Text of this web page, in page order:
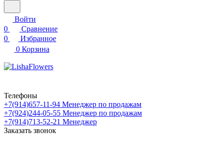
Войти
0
Сравнение
0
Избранное
0 Корзина
Телефоны
+7(914)657-11-94 Менеджер по продажам
+7(924)244-05-55 Менеджер по продажам
+7(914)713-52-21 Менеджер
Заказать звонок